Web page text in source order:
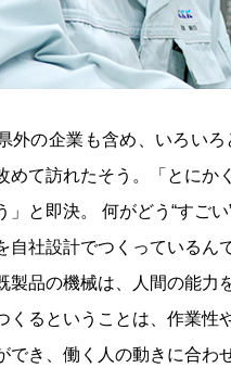
外の企業も含め、いろい
めて訪れたそう。「とにか
」と即決。 何がどう“すごい
自社設計でつくっている
製品の機械は、人間の能力
くるということは、作業性
でき、働く人の動きに合わ